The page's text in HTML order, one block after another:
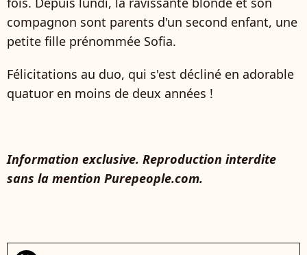
compagnon sont parents d'un second enfant, une
petite fille prénommée Sofia.
Félicitations au duo, qui s'est décliné en adorable
quatuor en moins de deux années !
Information exclusive. Reproduction interdite
sans la mention Purepeople.com.